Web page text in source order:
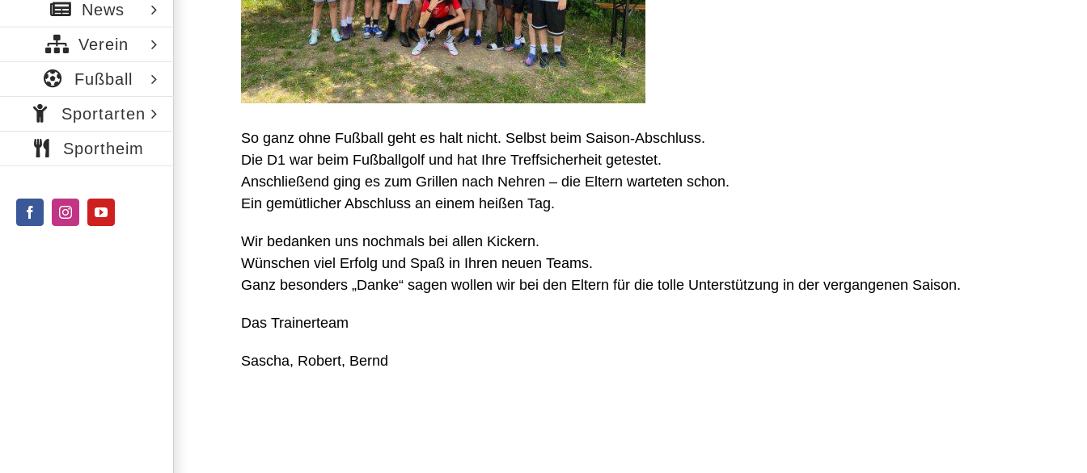
News
Verein
Fußball
Sportarten
Sportheim
FacebookInstagramYouTube
So ganz ohne Fußball geht es halt nicht. Selbst beim Saison-Abschluss.
Die D1 war beim Fußballgolf und hat Ihre Treffsicherheit getestet.
Anschließend ging es zum Grillen nach Nehren – die Eltern warteten schon.
Ein gemütlicher Abschluss an einem heißen Tag.
Wir bedanken uns nochmals bei allen Kickern.
Wünschen viel Erfolg und Spaß in Ihren neuen Teams.
Ganz besonders „Danke“ sagen wollen wir bei den Eltern für die tolle Unterstützung in der vergangenen Saison.
Das Trainerteam
Sascha, Robert, Bernd